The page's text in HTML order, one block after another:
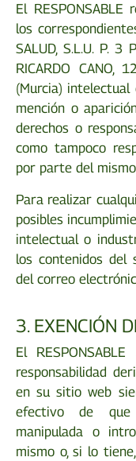
El
los
SALUD, S.L.U. P. 3
RICARDO CANO,
(Murcia)
mención o
derechos o
como tampoco
por parte del
Para realizar
posibles
intelectual o
los contenidos del
del correo
3. EXENCIÓN
El
responsabilidad
en su sitio web
efectivo de
manipulada o
mismo o, si lo